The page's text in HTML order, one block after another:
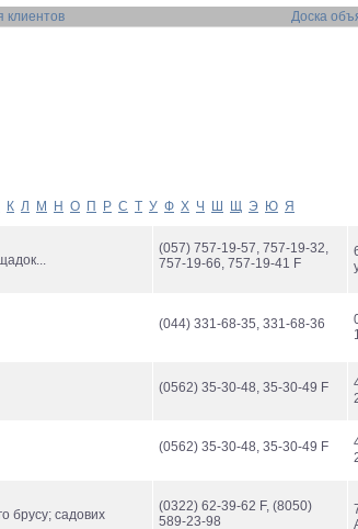
клиентов Доска
К Л М Н О П Р С Т У Ф Х Ч Ш Щ Э Ю Я
(057) 757-19-57, 757-19-32,
757-19-66, 757-19-41 F
(044) 331-68-35, 331-68-36
(0562) 35-30-48, 35-30-49 F
(0562) 35-30-48, 35-30-49 F
брусу; садових
(0322) 62-39-62 F, (8050)
589-23-98